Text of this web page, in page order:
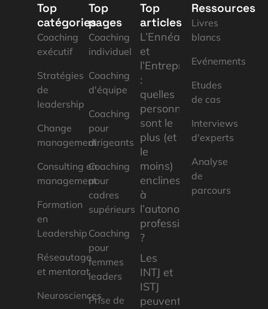
Top
catégories
Coaching
exécutif
Stratégies
de
leadership
Change
management
Consulting en
management
Formation
en
Leadership
Réseautage
et mentorat
Neurosciences
Top
pages
Coaching
individuel
Coaching
d'équipe
Coaching
pour
dirigeants
Coaching
pour
cadres
supérieurs
Coaching
pour
femmes
leaders
Prise de
Top
articles
L’Ennéagramme
et
l’Entrepreneuriat
:
quelles
personnalités
sont le
plus (et
le
moins)
enclines
à
l’autonomie
professionnelle
?
Les
INTJ et
ISTJ
peuvent-
Ressources
Livres
blancs
Evénements
Etudes
de cas
Interviews
d'experts
Analyse
de
parcours